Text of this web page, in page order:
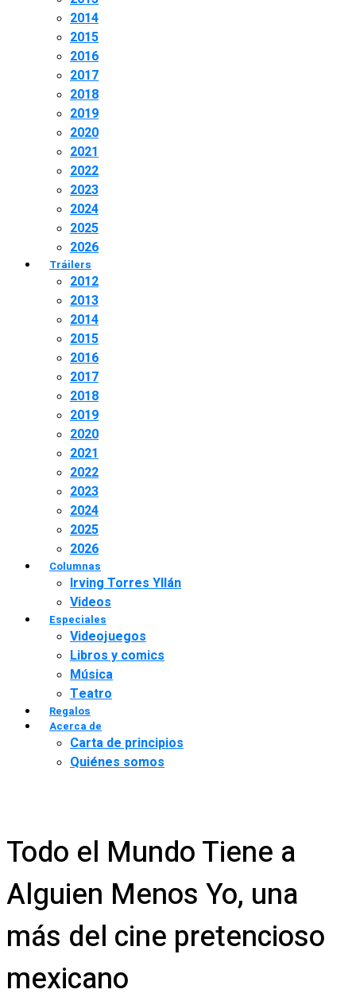
2014
2015
2016
2017
2018
2019
2020
2021
2022
2023
2024
2025
2026
Tráilers
2012
2013
2014
2015
2016
2017
2018
2019
2020
2021
2022
2023
2024
2025
2026
Columnas
Irving Torres Yllán
Videos
Especiales
Videojuegos
Libros y comics
Música
Teatro
Regalos
Acerca de
Carta de principios
Quiénes somos
Todo el Mundo Tiene a
Alguien Menos Yo, una
más del cine pretencioso
mexicano